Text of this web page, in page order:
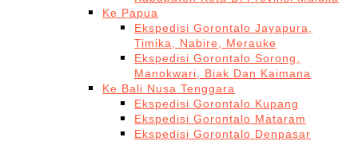
Ke Papua
Ekspedisi Gorontalo Jayapura,
Timika, Nabire, Merauke
Ekspedisi Gorontalo Sorong,
Manokwari, Biak Dan Kaimana
Ke Bali Nusa Tenggara
Ekspedisi Gorontalo Kupang
Ekspedisi Gorontalo Mataram
Ekspedisi Gorontalo Denpasar